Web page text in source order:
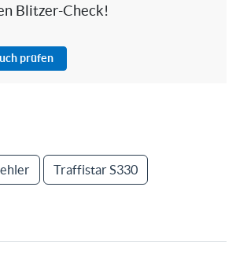
Blitzer-Check!
prüfen
Traffistar S330